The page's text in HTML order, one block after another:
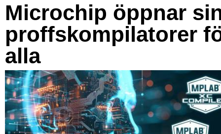
Microchip öppnar
proffskompilatorer
alla